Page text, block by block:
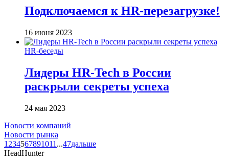
Подключаемся к HR-перезагрузке!
16 июня 2023
HR-беседы
Лидеры HR-Tech в России
раскрыли секреты успеха
24 мая 2023
Новости компаний
Новости рынка
1 234567891011 ...47дальше
HeadHunter